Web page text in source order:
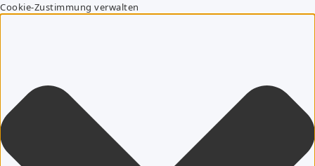
Cookie-Zustimmung verwalten